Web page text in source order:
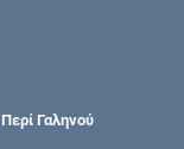
Περί Γαληνού